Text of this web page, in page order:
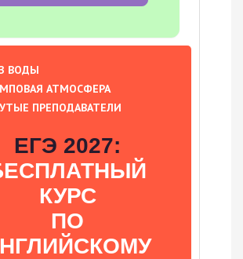
ВОДЫ
АТМОСФЕРА
ПРЕПОДАВАТЕЛИ
ЕГЭ 2027:
КУРС
ПО